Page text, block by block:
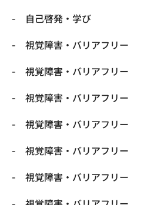
自己啓発・学び
視覚障害・バリアフリー
視覚障害・バリアフリー
視覚障害・バリアフリー
視覚障害・バリアフリー
視覚障害・バリアフリー
視覚障害・バリアフリー